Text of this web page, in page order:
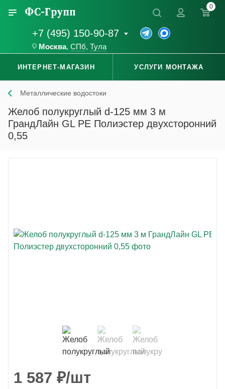
+7 (495) 150-90-87
Москва, СПб, Тула
0
ИНТЕРНЕТ-МАГАЗИН УСЛУГИ МОНТАЖА
Металлические водостоки
Желоб полукруглый d-125 мм 3 м
ГрандЛайн GL PE Полиэстер двухсторонний
0,55
1 587 ₽/шт